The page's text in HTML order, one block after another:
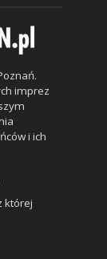
imprez
i ich
której